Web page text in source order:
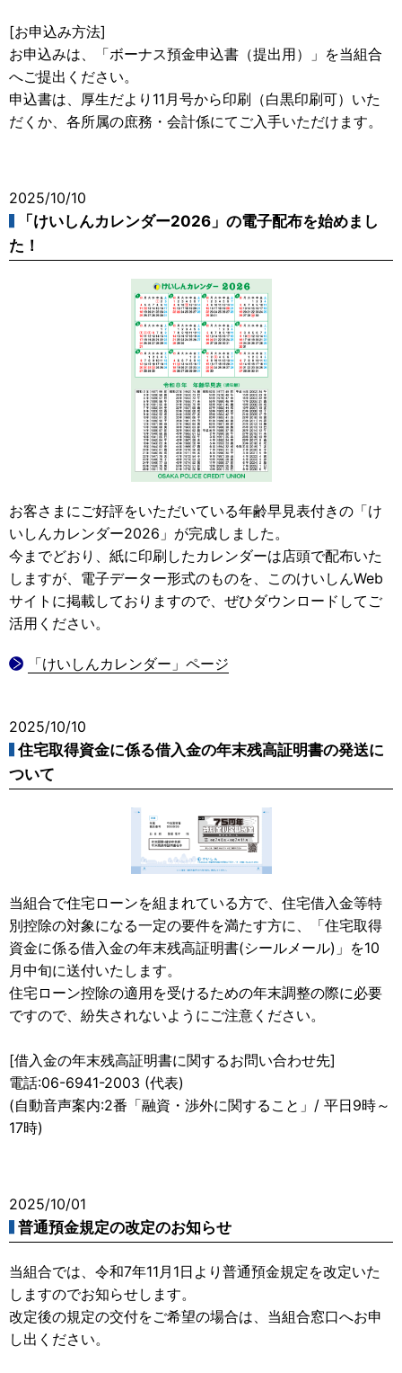
[お申込み方法]
お申込みは、「ボーナス預金申込書（提出用）」を当組合
へご提出ください。
申込書は、厚生だより11月号から印刷（白黒印刷可）いた
だくか、各所属の庶務・会計係にてご入手いただけます。
2025/10/10
「けいしんカレンダー2026」の電子配布を始めまし
た！
お客さまにご好評をいただいている年齢早見表付きの「け
いしんカレンダー2026」が完成しました。
今までどおり、紙に印刷したカレンダーは店頭で配布いた
しますが、電子データー形式のものを、このけいしんWeb
サイトに掲載しておりますので、ぜひダウンロードしてご
活用ください。
「けいしんカレンダー」ページ
2025/10/10
住宅取得資金に係る借入金の年末残高証明書の発送に
ついて
当組合で住宅ローンを組まれている方で、住宅借入金等特
別控除の対象になる一定の要件を満たす方に、「住宅取得
資金に係る借入金の年末残高証明書(シールメール)」を10
月中旬に送付いたします。
住宅ローン控除の適用を受けるための年末調整の際に必要
ですので、紛失されないようにご注意ください。
[借入金の年末残高証明書に関するお問い合わせ先]
電話:06-6941-2003 (代表)
(自動音声案内:2番「融資・渉外に関すること」/ 平日9時～
17時)
2025/10/01
普通預金規定の改定のお知らせ
当組合では、令和7年11月1日より普通預金規定を改定いた
しますのでお知らせします。
改定後の規定の交付をご希望の場合は、当組合窓口へお申
し出ください。